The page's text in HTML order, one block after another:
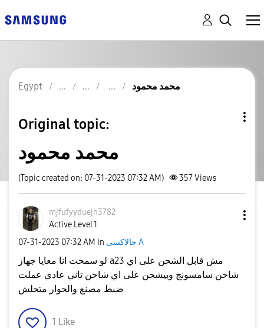
Egypt محمد محمود
Original topic:
محمد محمود
(Topic created on: 07-31-2023 07:32 AM) 357Views
mjfufyyduejh3782
Active Level 1
‎07-31-2023 07:32 AM in جالاكسى A
لو سمحت انا معايا جهاز a23 مش قابل الشحن على اي
شاحن سامسونج وبيشحن على اي شاحن تاني عادي عملت
ضبط مصنع والحوار متحلش
1 Like